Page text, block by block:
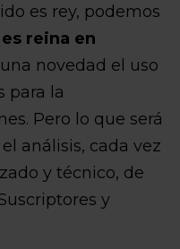
es rey, podemos
reina en
una novedad el uso
para la
Pero lo que será
análisis, cada vez
y técnico, de
y